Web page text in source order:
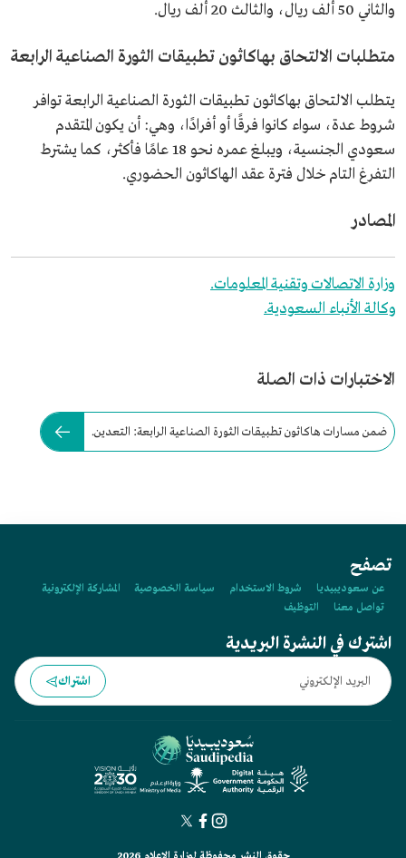
والثاني 50 ألف ريال، والثالث 20 ألف ريال.
متطلبات الالتحاق بهاكاثون تطبيقات الثورة الصناعية الرابعة
يتطلب الالتحاق بهاكاثون تطبيقات الثورة الصناعية الرابعة توافر
شروط عدة، سواء كانوا فرقًا أو أفرادًا، وهي: أن يكون المتقدم
سعودي الجنسية، ويبلغ عمره نحو 18 عامًا فأكثر، كما يشترط
التفرغ التام خلال فترة عقد الهاكاثون الحضوري.
المصادر
وزارة الاتصالات وتقنية المعلومات.
وكالة الأنباء السعودية.
الاختبارات ذات الصلة
ضمن مسارات هاكاثون تطبيقات الثورة الصناعية الرابعة: التعدين.
تصفح
عن سعوديبيديا شروط الاستخدام سياسة الخصوصية
المشاركة الإلكترونية
تواصل معنا
التوظيف
اشترك في النشرة البريدية
اشتراك